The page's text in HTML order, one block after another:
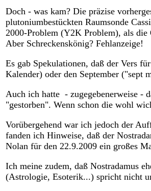
Doch - was kam? Die präzise
plutoniumbestückten Raumsonde
2000-Problem (Y2K Problem), als
Aber Schreckenskönig? Fehlanzeige!
Es gab Spekulationen, daß der Vers
Kalender) oder den September ("sept
Auch ich hatte - zugegebenerweise -
"gestorben". Wenn schon die wohl
Vorübergehend war ich jedoch der
fanden ich Hinweise, daß der
Nolan für den 22.9.2009 ein großes
Ich meine zudem, daß Nostradamus
(Astrologie, Esoterik...) spricht nicht